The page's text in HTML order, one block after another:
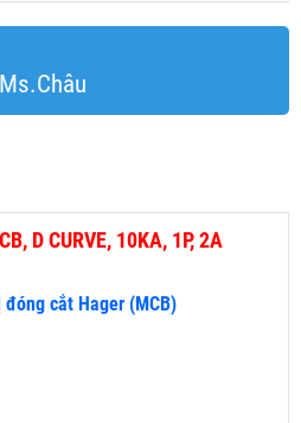
D CURVE, 10KA, 1P, 2A
cắt Hager (MCB)